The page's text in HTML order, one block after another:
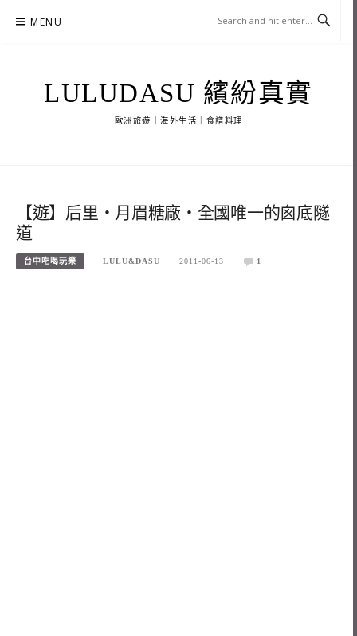
MENU
LULUDASU 繽紛真實
歐洲旅遊｜海外生活｜食譜料理
【遊】后里‧月眉糖廠‧全國唯一的囪底隧
道
台中吃喝玩樂 LULU&DASU 2011-06-13 1